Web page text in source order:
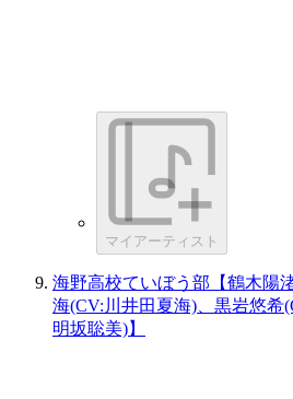
マイアーティスト
海野高校ていぼう部【鶴木陽
海(CV:川井田夏海)、黒岩悠希
明坂聡美)】